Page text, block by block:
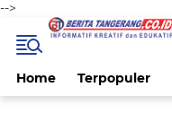
-->
Home Terpopuler